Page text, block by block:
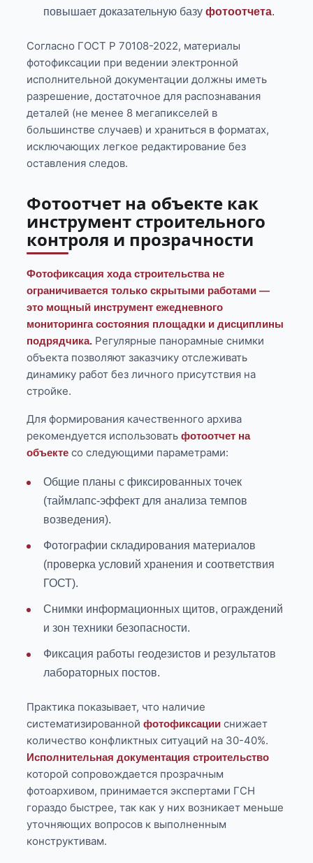
повышает доказательную базуфотоотчета.
Согласно ГОСТ Р 70108-2022, материалы
фотофиксации при ведении электронной
исполнительной документации должны иметь
разрешение, достаточное для распознавания
деталей (не менее 8 мегапикселей в
большинстве случаев) и храниться в форматах,
исключающих легкое редактирование без
оставления следов.
Фотоотчет на объекте как
инструмент строительного
контроля и прозрачности
Фотофиксация хода строительства не
ограничивается только скрытыми работами —
это мощный инструмент ежедневного
мониторинга состояния площадки и дисциплины
подрядчика. Регулярные панорамные снимки
объекта позволяют заказчику отслеживать
динамику работ без личного присутствия на
стройке.
Для формирования качественного архива
рекомендуется использоватьфотоотчет на
объекте со следующими параметрами:
Общие планы с фиксированных точек
(таймлапс-эффект для анализа темпов
возведения).
Фотографии складирования материалов
(проверка условий хранения и соответствия
ГОСТ).
Снимки информационных щитов, ограждений
и зон техники безопасности.
Фиксация работы геодезистов и результатов
лабораторных постов.
Практика показывает, что наличие
систематизированнойфотофиксации снижает
количество конфликтных ситуаций на 30-40%.
Исполнительная документация строительство
которой сопровождается прозрачным
фотоархивом, принимается экспертами ГСН
гораздо быстрее, так как у них возникает меньше
уточняющих вопросов к выполненным
конструктивам.